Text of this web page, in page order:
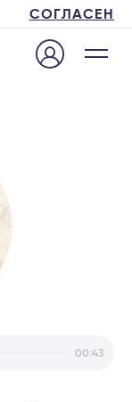
СОГЛАСЕН
00:43